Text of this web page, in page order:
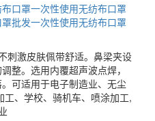
口罩一次性使用无纺布口罩
批发一次性使用无纺布口罩
刺激皮肤佩带舒适。鼻梁夹设
整。选用内覆超声波点焊，
可适用于电子制造业、无尘
、学校、骑机车、喷涂加工,